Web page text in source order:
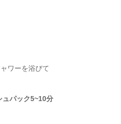
ワーを浴びて
パック5~10分